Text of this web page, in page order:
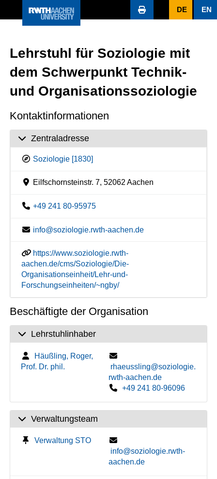
DE EN
Lehrstuhl für Soziologie mit
dem Schwerpunkt Technik-
und Organisationssoziologie
Kontaktinformationen
Zentraladresse
Soziologie [1830]
Eilfschornsteinstr. 7, 52062 Aachen
+49 241 80-95975
info@soziologie.rwth-aachen.de
https://www.soziologie.rwth-
aachen.de/cms/Soziologie/Die-
Organisationseinheit/Lehr-und-
Forschungseinheiten/~ngby/
Beschäftigte der Organisation
Lehrstuhlinhaber
Häußling, Roger,
Prof. Dr. phil.
rhaeussling@soziologie.
rwth-aachen.de
+49 241 80-96096
Verwaltungsteam
Verwaltung STO
info@soziologie.rwth-
aachen.de